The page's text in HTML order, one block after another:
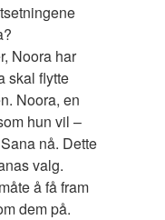
Noora har
skal flytte
Noora, en
hun vil –
nå. Dette
valg.
å få fram
dem på.